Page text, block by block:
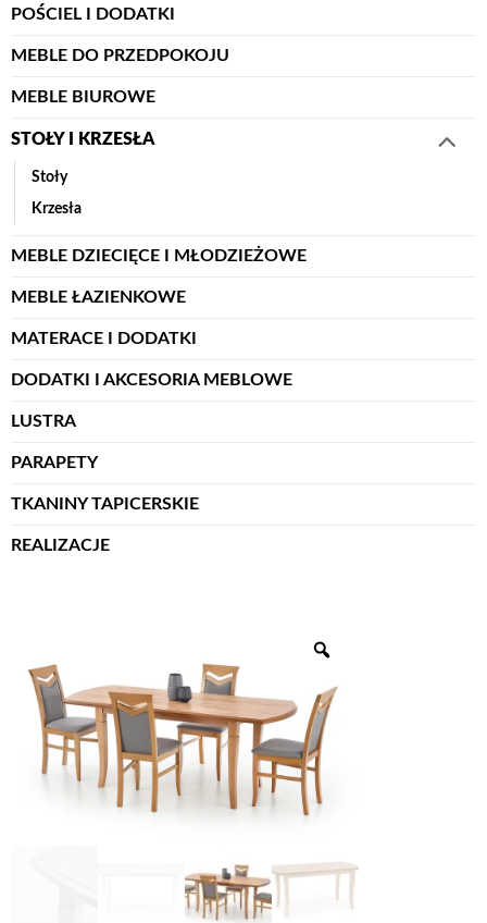
POŚCIEL I DODATKI
MEBLE DO PRZEDPOKOJU
MEBLE BIUROWE
STOŁY I KRZESŁA
Stoły
Krzesła
MEBLE DZIECIĘCE I MŁODZIEŻOWE
MEBLE ŁAZIENKOWE
MATERACE I DODATKI
DODATKI I AKCESORIA MEBLOWE
LUSTRA
PARAPETY
TKANINY TAPICERSKIE
REALIZACJE